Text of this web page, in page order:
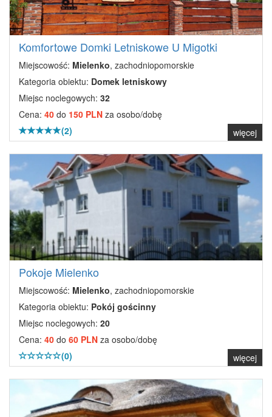
Komfortowe Domki Letniskowe U Migotki
Miejscowość: Mielenko, zachodniopomorskie
Kategoria obiektu: Domek letniskowy
Miejsc noclegowych: 32
Cena: 40 do 150 PLN za osobo/dobę
(2)
więcej
Pokoje Mielenko
Miejscowość: Mielenko, zachodniopomorskie
Kategoria obiektu: Pokój gościnny
Miejsc noclegowych: 20
Cena: 40 do 60 PLN za osobo/dobę
(0)
więcej